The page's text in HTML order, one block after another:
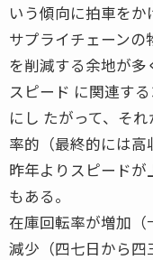
いう傾向に拍車をか
サプライチェーンの
を削減する余地が多
スピード に関連す
にし たがって、そ
率的（最終的には高
昨年よりスピードが
もある。
在庫回転率が増加（
減少（四七日から四